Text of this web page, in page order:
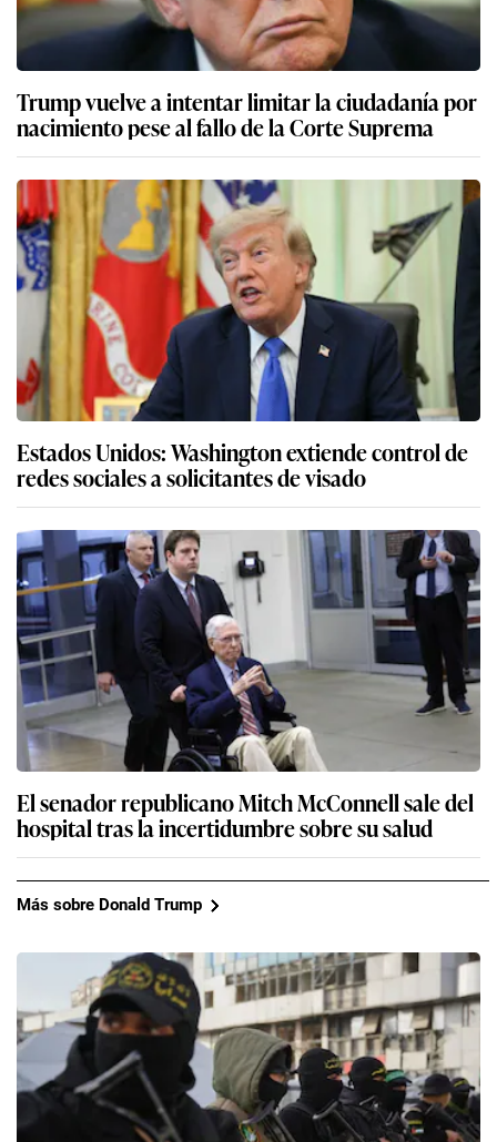
Trump vuelve a intentar limitar la ciudadanía por
nacimiento pese al fallo de la Corte Suprema
Estados Unidos: Washington extiende control de
redes sociales a solicitantes de visado
El senador republicano Mitch McConnell sale del
hospital tras la incertidumbre sobre su salud
Más sobre Donald Trump